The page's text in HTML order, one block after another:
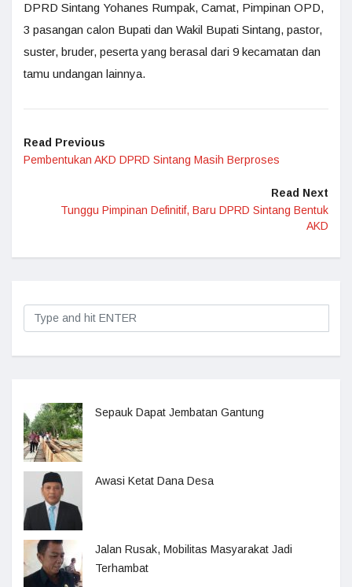
DPRD Sintang Yohanes Rumpak, Camat, Pimpinan OPD,
3 pasangan calon Bupati dan Wakil Bupati Sintang, pastor,
suster, bruder, peserta yang berasal dari 9 kecamatan dan
tamu undangan lainnya.
Read Previous
Pembentukan AKD DPRD Sintang Masih Berproses
Read Next
Tunggu Pimpinan Definitif, Baru DPRD Sintang Bentuk
AKD
Sepauk Dapat Jembatan Gantung
Awasi Ketat Dana Desa
Jalan Rusak, Mobilitas Masyarakat Jadi
Terhambat